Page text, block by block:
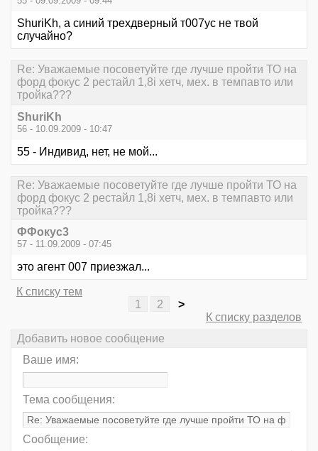
ShuriKh, а синий трехдверный т007ус не твой
случайно?
Re: Уважаемые посоветуйте где лучше пройти ТО на
форд фокус 2 рестайл 1,8i хетч, мех. в темпавто или
тройка???
ShuriKh
56 - 10.09.2009 - 10:47
55 - Индивид, нет, не мой...
Re: Уважаемые посоветуйте где лучше пройти ТО на
форд фокус 2 рестайл 1,8i хетч, мех. в темпавто или
тройка???
ФФокус3
57 - 11.09.2009 - 07:45
это агент 007 приезжал...
К списку тем
1
2
>
К списку разделов
Добавить новое сообщение
Ваше имя:
Тема сообщения:
Сообщение: